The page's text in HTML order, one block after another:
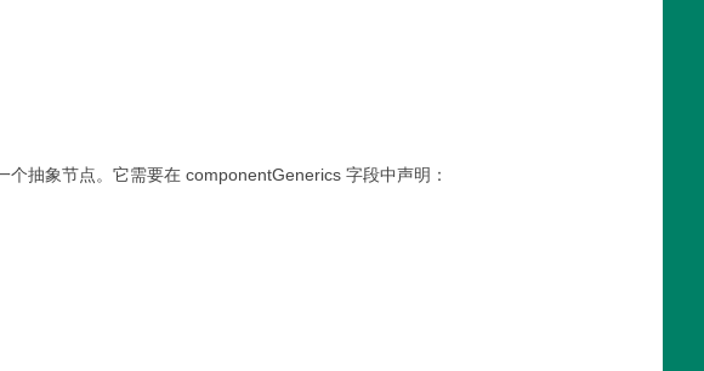
抽象节点。它需要在 componentGenerics 字段中声明：